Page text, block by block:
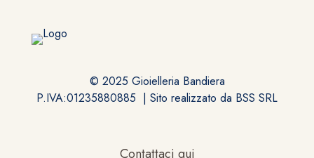
© 2025 Gioielleria Bandiera
P.IVA:01235880885 | Sito realizzato da BSS SRL
Contattaci qui